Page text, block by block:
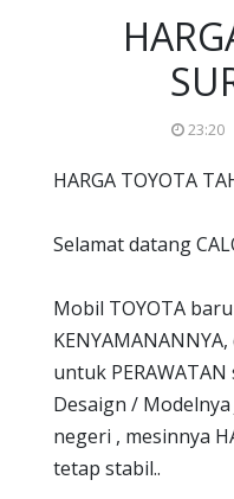
23:20
HARGA TOYOTA
Selamat datang
Mobil TOYOTA
untuk
Desaign / Modelnya
negeri , mesinnya
tetap stabil..